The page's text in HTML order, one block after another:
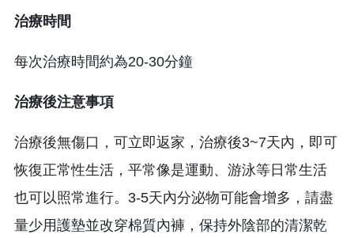
治療時間
每次治療時間約為20-30分鐘
治療後注意事項
治療後無傷口，可立即返家，治療後3~7天內，即可
恢復正常性生活，平常像是運動、游泳等日常生活
也可以照常進行。3-5天內分泌物可能會增多，請盡
量少用護墊並改穿棉質內褲，保持外陰部的清潔乾